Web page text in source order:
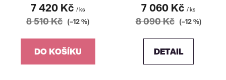
7 420 Kč / ks
8 510 Kč (–12 %)
DO KOŠÍKU
7 060 Kč / ks
8 090 Kč (–12 %)
DETAIL